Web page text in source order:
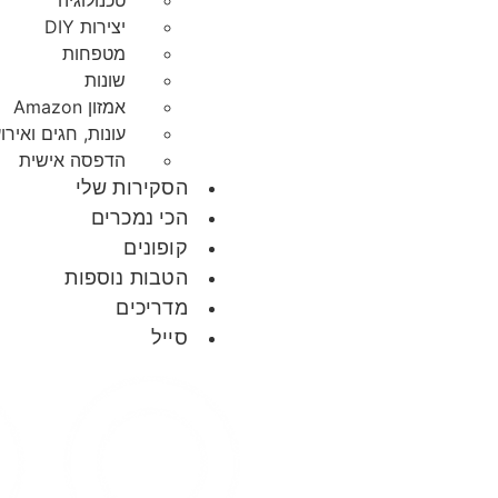
יצירות DIY
מטפחות
שונות
אמזון Amazon
עונות, חגים
הדפסה אישית
הסקירות שלי
הכי נמכרים
קופונים
הטבות נוספות
מדריכים
סייל